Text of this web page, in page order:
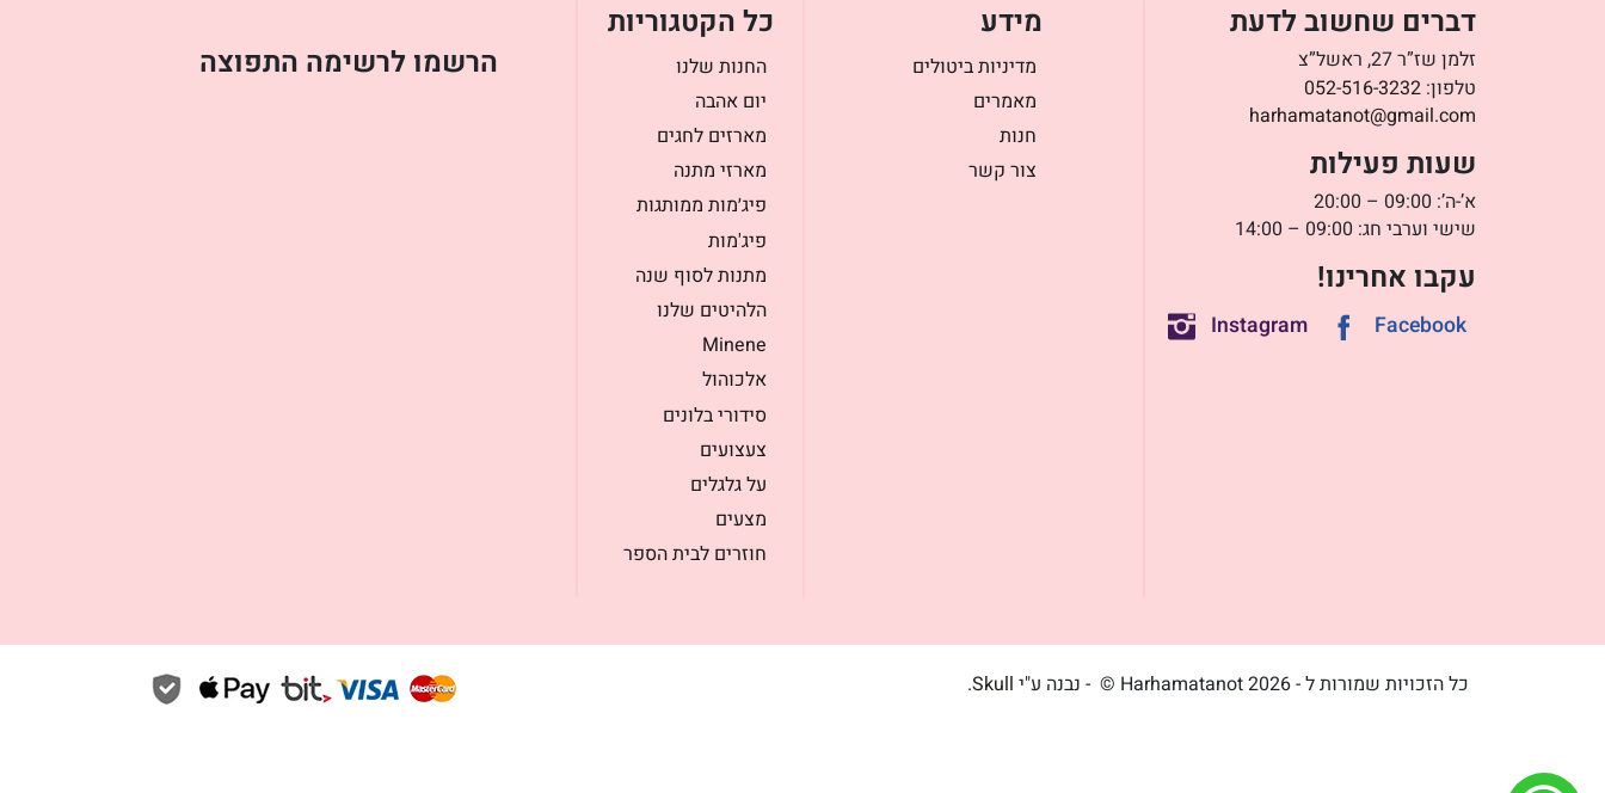
דברים שחשוב לדעת
זלמן שז”ר 27, ראשל”צ
טלפון: 052-516-3232
harhamatanot@gmail.com
שעות פעילות
א’-ה’: 09:00 – 20:00
שישי וערבי חג: 09:00 – 14:00
עקבו אחרינו!
Facebook
Instagram
מידע
מדיניות ביטולים
מאמרים
חנות
צור קשר
כל הקטגוריות
החנות שלנו
יום אהבה
מארזים לחגים
מארזי מתנה
פיג׳מות ממותגות
פיג'מות
מתנות לסוף שנה
הלהיטים שלנו
Minene
אלכוהול
סידורי בלונים
צעצועים
על גלגלים
מצעים
חוזרים לבית הספר
הרשמו לרשימה התפוצה
כל הזכויות שמורות ל - Harhamatanot 2026 © - נבנה ע"י Skull
.